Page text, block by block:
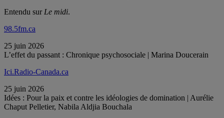
Entendu sur Le midi.
98.5fm.ca
25 juin 2026
L’effet du passant : Chronique psychosociale | Marina Doucerain
Ici.Radio-Canada.ca
25 juin 2026
Idées : Pour la paix et contre les idéologies de domination | Aurélie
Chaput Pelletier, Nabila Aldjia Bouchala